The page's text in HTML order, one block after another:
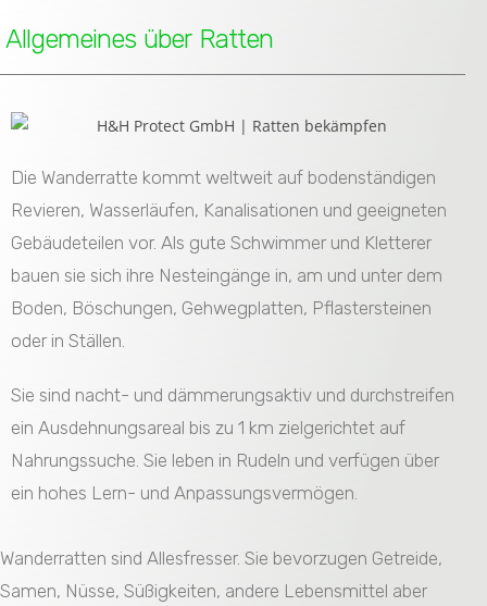
Allgemeines über Ratten
Die Wanderratte kommt weltweit auf bodenständigen
Revieren, Wasserläufen, Kanalisationen und geeigneten
Gebäudeteilen vor. Als gute Schwimmer und Kletterer
bauen sie sich ihre Nesteingänge in, am und unter dem
Boden, Böschungen, Gehwegplatten, Pflastersteinen
oder in Ställen.
Sie sind nacht- und dämmerungsaktiv und durchstreifen
ein Ausdehnungsareal bis zu 1 km zielgerichtet auf
Nahrungssuche. Sie leben in Rudeln und verfügen über
ein hohes Lern- und Anpassungsvermögen.
Wanderratten sind Allesfresser. Sie bevorzugen Getreide,
Samen, Nüsse, Süßigkeiten, andere Lebensmittel aber